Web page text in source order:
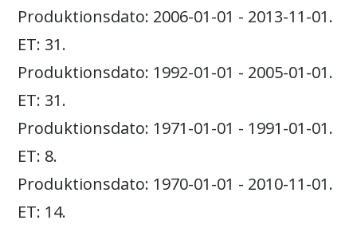
Produktionsdato: 2006-01-01 - 2013-11-01.
ET: 31.
Produktionsdato: 1992-01-01 - 2005-01-01.
ET: 31.
Produktionsdato: 1971-01-01 - 1991-01-01.
ET: 8.
Produktionsdato: 1970-01-01 - 2010-11-01.
ET: 14.